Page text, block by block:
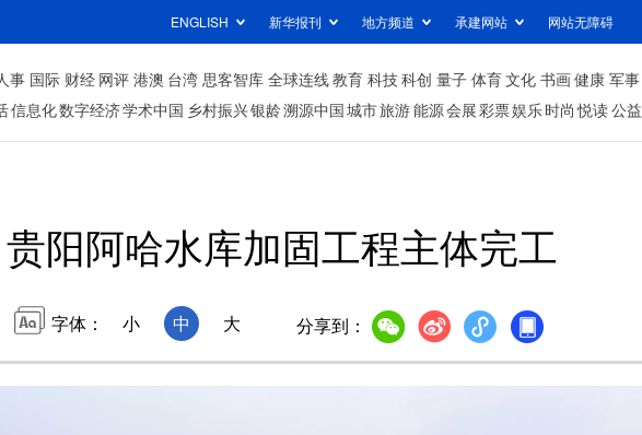
ENGLISH 新华报刊 地方频道 承建网站 网站无障碍
事 国际 财经 网评 港澳 台湾 思客智库 全球连线教育 科技科创 量子 体育文化 书画健康 军事
信息化数字经济学术中国 乡村振兴银龄溯源中国城市旅游能源会展彩票娱乐时尚 悦读公益
贵阳阿哈水库加固工程主体完工
字体： 小 中 大 分享到：